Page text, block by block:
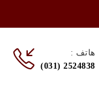
هاتف :
(031) 2524838